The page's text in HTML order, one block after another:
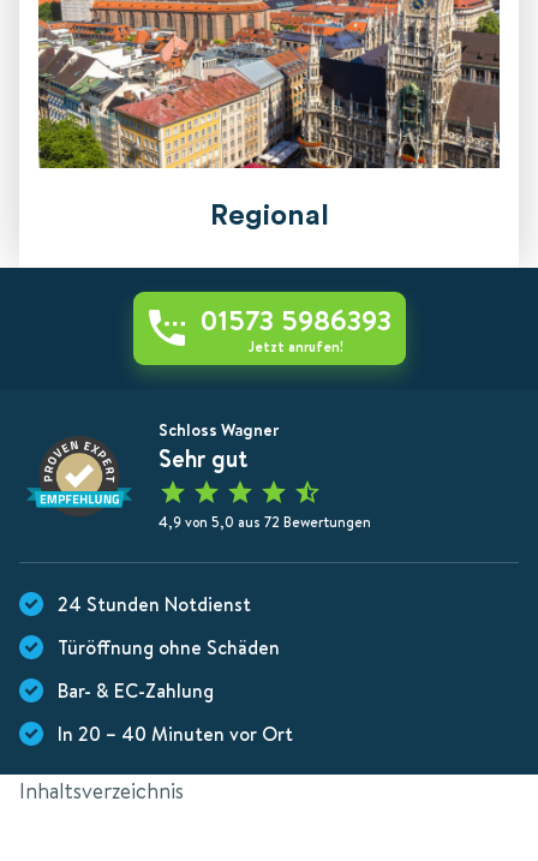
Regional
01573 5986393
Jetzt anrufen!
Schloss Wagner
Sehr gut
4,9 von 5,0 aus 72 Bewertungen
24 Stunden Notdienst
Türöffnung ohne Schäden
Bar- & EC-Zahlung
In 20 – 40 Minuten vor Ort
Inhaltsverzeichnis